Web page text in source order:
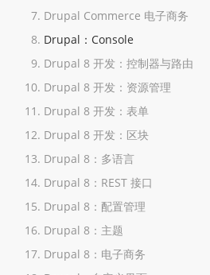
Drupal Commerce 电子商务
Drupal：Console
Drupal 8 开发：控制器与路由
Drupal 8 开发：资源管理
Drupal 8 开发：表单
Drupal 8 开发：区块
Drupal 8：多语言
Drupal 8：REST 接口
Drupal 8：配置管理
Drupal 8：主题
Drupal 8：电子商务